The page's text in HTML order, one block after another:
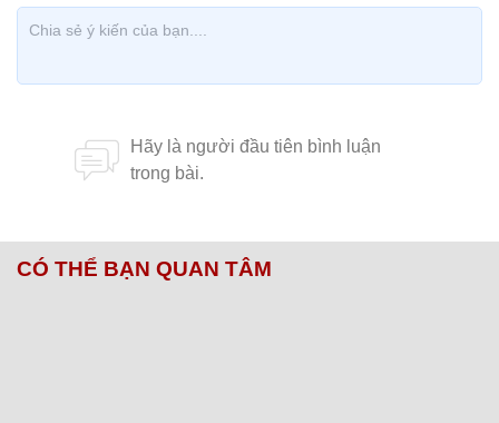
CÓ THỂ BẠN QUAN TÂM